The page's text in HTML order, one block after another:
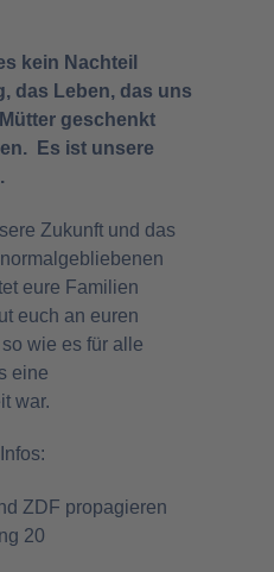
kein Nachteil
das Leben, das uns
geschenkt
Es ist unsere
Zukunft und das
eure Familien
euch an euren
wie es für alle
eine
war.
ZDF propagieren
20